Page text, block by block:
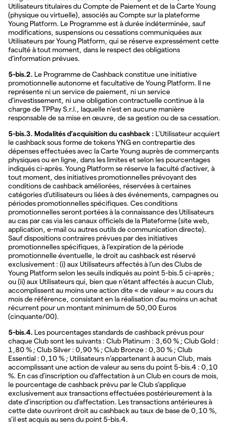
Utilisateurs titulaires du Compte de Paiement et de la Carte Young
(physique ou virtuelle), associés au Compte sur la plateforme
Young Platform. Le Programme est à durée indéterminée, sauf
modifications, suspensions ou cessations communiquées aux
Utilisateurs par Young Platform, qui se réserve expressément cette
faculté à tout moment, dans le respect des obligations
d’information prévues.
5-bis.2. Le Programme de Cashback constitue une initiative
promotionnelle autonome et facultative de Young Platform. Il ne
représente ni un service de paiement, ni un service
d’investissement, ni une obligation contractuelle continue à la
charge de TPPay S.r.l., laquelle n’est en aucune manière
responsable de sa mise en œuvre, de sa gestion ou de sa cessation.
5-bis.3. Modalités d’acquisition du cashback : L’Utilisateur acquiert
le cashback sous forme de tokens YNG en contrepartie des
dépenses effectuées avec la Carte Young auprès de commerçants
physiques ou en ligne, dans les limites et selon les pourcentages
indiqués ci-après. Young Platform se réserve la faculté d’activer, à
tout moment, des initiatives promotionnelles prévoyant des
conditions de cashback améliorées, réservées à certaines
catégories d’utilisateurs ou liées à des événements, campagnes ou
périodes promotionnelles spécifiques. Ces conditions
promotionnelles seront portées à la connaissance des Utilisateurs
au cas par cas via les canaux officiels de la Plateforme (site web,
application, e-mail ou autres outils de communication directe).
Sauf dispositions contraires prévues par des initiatives
promotionnelles spécifiques, à l’expiration de la période
promotionnelle éventuelle, le droit au cashback est réservé
exclusivement : (i) aux Utilisateurs affectés à l’un des Clubs de
Young Platform selon les seuils indiqués au point 5-bis.5 ci-après ;
ou (ii) aux Utilisateurs qui, bien que n’étant affectés à aucun Club,
accomplissent au moins une action dite « de valeur » au cours du
mois de référence, consistant en la réalisation d’au moins un achat
récurrent pour un montant minimum de 50,00 Euros
(cinquante/00).
5-bis.4. Les pourcentages standards de cashback prévus pour
chaque Club sont les suivants : Club Platinum : 3,60 % ; Club Gold :
1,80 % ; Club Silver : 0,90 % ; Club Bronze : 0,30 % ; Club
Essential : 0,10 % ; Utilisateurs n’appartenant à aucun Club, mais
accomplissant une action de valeur au sens du point 5-bis.4 : 0,10
%. En cas d’inscription ou d’affectation à un Club en cours de mois,
le pourcentage de cashback prévu par le Club s’applique
exclusivement aux transactions effectuées postérieurement à la
date d’inscription ou d’affectation. Les transactions antérieures à
cette date ouvriront droit au cashback au taux de base de 0,10 %,
s’il est acquis au sens du point 5-bis.4.